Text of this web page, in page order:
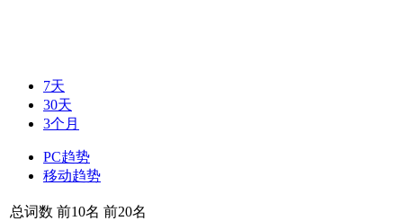
7天
30天
3个月
PC趋势
移动趋势
总词数 前10名 前20名